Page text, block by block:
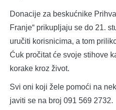
Donacije za beskućnike
Franje“ prikupljaju se do 21.
uručiti korisnicima, a tom
Ćuk pročitat će svoje stihove
korake kroz život.
Svi oni koji žele pomoći na
javiti se na broj 091 569 2732.